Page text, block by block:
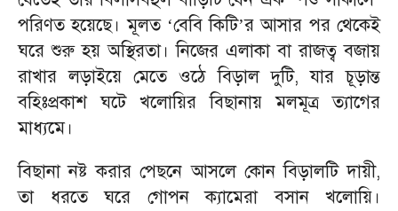
পরিণত হয়েছে। মূলত ‘বেবি কিটি’র আসার পর থেকেই
ঘরে শুরু হয় অস্থিরতা। নিজের এলাকা বা রাজত্ব বজায়
রাখার লড়াইয়ে মেতে ওঠে বিড়াল দুটি, যার চূড়ান্ত
বহিঃপ্রকাশ ঘটে খলোয়ির বিছানায় মলমূত্র ত্যাগের
মাধ্যমে।
বিছানা নষ্ট করার পেছনে আসলে কোন বিড়ালটি দায়ী,
তা ধরতে ঘরে গোপন ক্যামেরা বসান খলোয়ি।